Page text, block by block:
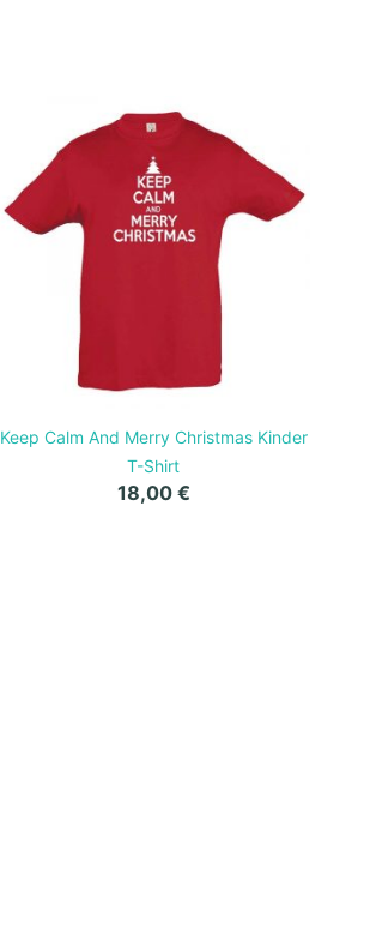
Keep Calm And Merry Christmas Kinder
T-Shirt
18,00 €